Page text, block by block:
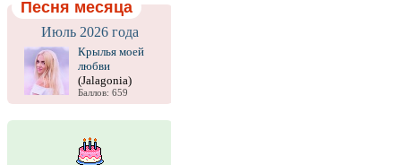
Песня месяца
Июль 2026 года
Крылья моей
любви
(Jalagonia)
Баллов: 659